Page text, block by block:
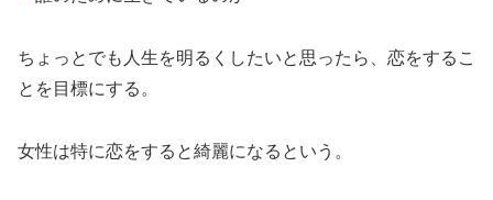
ちょっとでも人生を明るくしたいと思ったら、恋をするこ
とを目標にする。
女性は特に恋をすると綺麗になるという。